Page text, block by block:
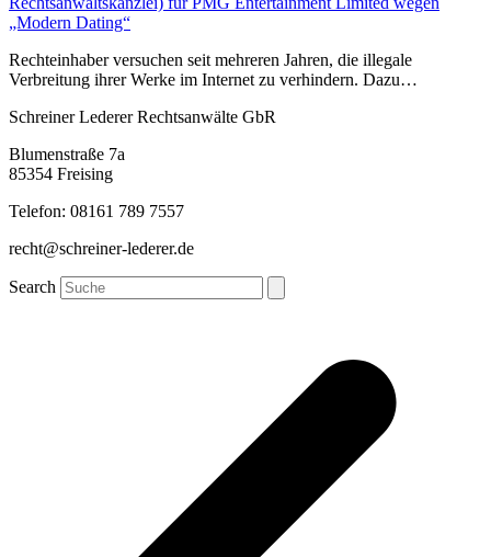
„Modern Dating“
Rechteinhaber versuchen seit mehreren Jahren, die illegale
Verbreitung ihrer Werke im Internet zu verhindern. Dazu…
Schreiner Lederer Rechtsanwälte GbR
Blumenstraße 7a
85354 Freising
Telefon: 08161 789 7557
recht@schreiner-lederer.de
Search